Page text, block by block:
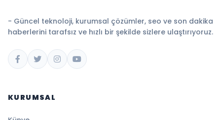
- Güncel teknoloji, kurumsal çözümler, seo ve son dakika
haberlerini tarafsız ve hızlı bir şekilde sizlere ulaştırıyoruz.
KURUMSAL